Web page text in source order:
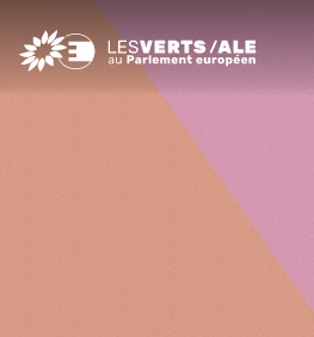
Greens/EFA Home